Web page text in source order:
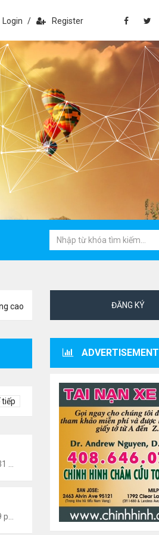
Login / Register
cao
tiếp
Văn Nghệ Hải Ngoại
Văn Nghệ Hải Ngoại
ĐĂNG KÝ
ADVERTISEMENT